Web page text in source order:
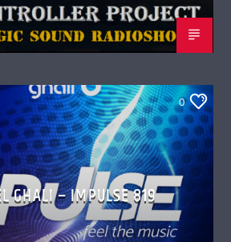
0
GHALI – IMPULSE 819